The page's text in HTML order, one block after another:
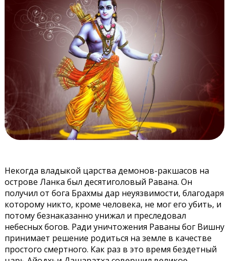
Некогда владыкой царства демонов-ракшасов на
острове Ланка был десятиголовый Равана. Он
получил от бога Брахмы дар неуязвимости, благодаря
которому никто, кроме человека, не мог его убить, и
потому безнаказанно унижал и преследовал
небесных богов. Ради уничтожения Раваны бог Вишну
принимает решение родиться на земле в качестве
простого смертного. Как раз в это время бездетный